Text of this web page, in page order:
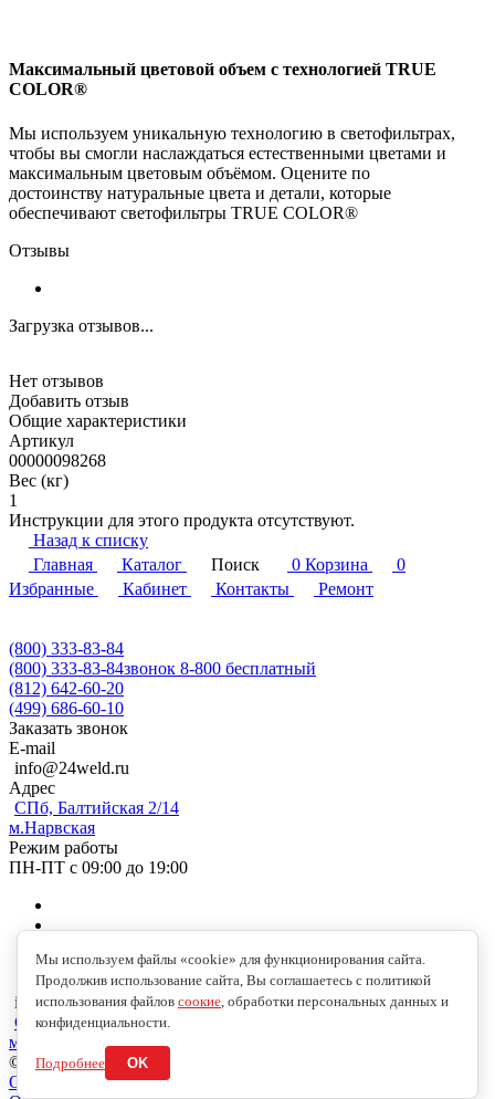
Максимальный цветовой объем с технологией TRUE
COLOR®
Мы используем уникальную технологию в светофильтрах,
чтобы вы смогли наслаждаться естественными цветами и
максимальным цветовым объёмом. Оцените по
достоинству натуральные цвета и детали, которые
обеспечивают светофильтры TRUE COLOR®
Отзывы
Загрузка отзывов...
Нет отзывов
Добавить отзыв
Общие характеристики
Артикул
00000098268
Вес (кг)
1
Инструкции для этого продукта отсутствуют.
Назад к списку
Главная
Каталог Поиск 0 Корзина
0
Избранные
Кабинет Контакты Ремонт
(800) 333-83-84
(800) 333-83-84звонок 8-800 бесплатный
(812) 642-60-20
(499) 686-60-10
Заказать звонок
E-mail
info@24weld.ru
Адрес
СПб, Балтийская 2/14
м.Нарвская
Режим работы
ПН-ПТ с 09:00 до 19:00
info@24weld.ru
СПб, Балтийская 2/14
м.Нарвская
© 2026 Copyright © 2009-2026 //24WELD.RU//СВАРКА24//
Обработка персональных данных
Мы используем файлы «cookie» для функционирования сайта.
Продолжив использование сайта, Вы соглашаетесь с политикой
использования файлов соокие, обработки персональных данных и
конфиденциальности.
Подробнее OK